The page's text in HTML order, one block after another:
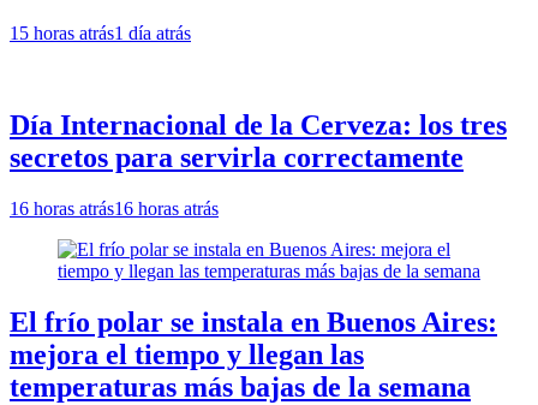
15 horas atrás1 día atrás
Día Internacional de la Cerveza: los tres
secretos para servirla correctamente
16 horas atrás16 horas atrás
El frío polar se instala en Buenos Aires:
mejora el tiempo y llegan las
temperaturas más bajas de la semana